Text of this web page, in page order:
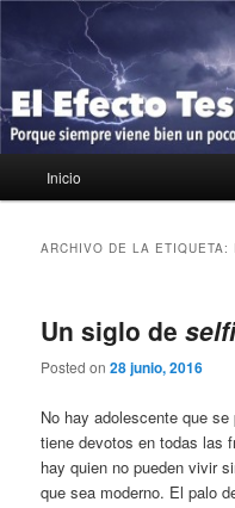
contenido
principal
contenido
secundario
El Efecto
Porque siempre viene bien
principal
Inicio
ARCHIVO DE LA ETIQUETA:
Un siglo de
Posted on28 junio, 2016
No hay adolescente que
tiene devotos en todas las
hay quien no pueden vivir
que sea moderno. El palo